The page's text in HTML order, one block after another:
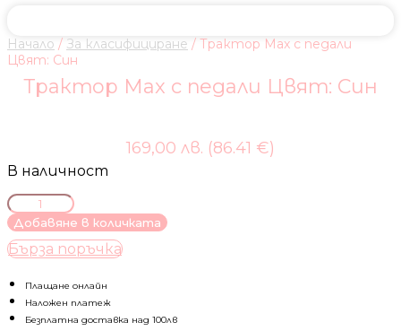
Начало / За класифициране / Трактор Max с педали
Цвят: Син
Трактор Max с педали Цвят: Син
169,00 лв. (86.41 €)
В наличност
количество
за
Трактор
Max
педали
Цвят:
Син
Добавяне в количката
Бърза поръчка
Плащане онлайн
Наложен платеж
Безплатна доставка над 100лв